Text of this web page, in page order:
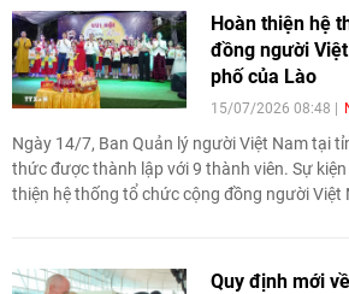
thông báo kêu gọi cộng đồng người Việt
công tác tìm kiếm, quy tập, xác định danh
Hoàn thiện hệ
đồng người
phố của Lào
15/07/2026 08:48
Ngày 14/7, Ban Quản lý người Việt Nam tại
thức được thành lập với 9 thành viên. Sự
thiện hệ thống tổ chức cộng đồng người Việt
Quy định mới